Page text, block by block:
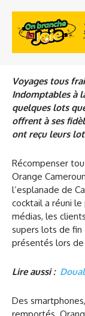
Voyages tous
Indomptables à
quelques lots
offrent à ses
ont reçu leurs
Récompenser
Orange
l’esplanade de
cocktail a réuni le
médias, les
supers lots de fin
présentés lors
Lire aussi :
Des
remportés.